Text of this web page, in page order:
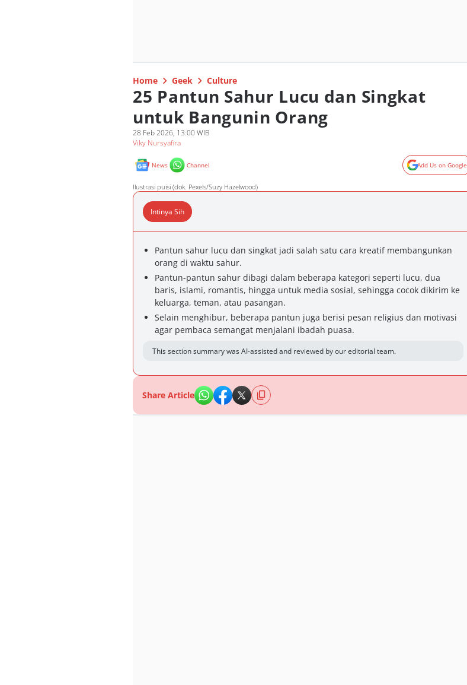
Home Geek Culture
25 Pantun Sahur Lucu dan Singkat
untuk Bangunin Orang
28 Feb 2026, 13:00 WIB
Viky Nursyafira
News Channel Add Us on Google
Ilustrasi puisi (dok. Pexels/Suzy Hazelwood)
Intinya Sih
Pantun sahur lucu dan singkat jadi salah satu cara kreatif membangunkan
orang di waktu sahur.
Pantun-pantun sahur dibagi dalam beberapa kategori seperti lucu, dua
baris, islami, romantis, hingga untuk media sosial, sehingga cocok dikirim ke
keluarga, teman, atau pasangan.
Selain menghibur, beberapa pantun juga berisi pesan religius dan motivasi
agar pembaca semangat menjalani ibadah puasa.
This section summary was AI-assisted and reviewed by our editorial team.
Share Article